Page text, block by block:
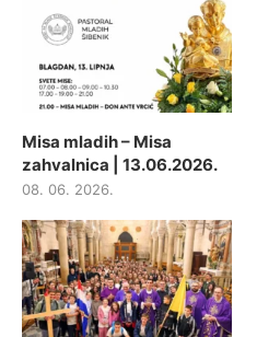
Misa mladih – Misa
zahvalnica | 13.06.2026.
08. 06. 2026.